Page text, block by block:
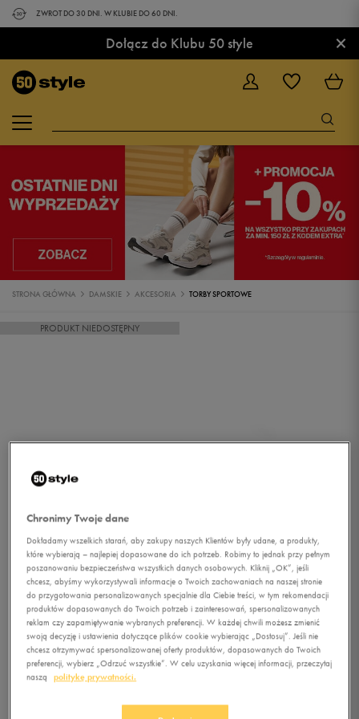
ZWROT DO 30 DNI. W KLUBIE DO 60 DNI.
Dołącz do Klubu 50 style ×
STRONA GŁÓWNA DAMSKIE AKCESORIA TORBY SPORTOWE
PRODUKT NIEDOSTĘPNY
1/3
Chronimy Twoje dane
Dokładamy wszelkich starań, aby zakupy naszych Klientów były udane, a produkty,
które wybierają – najlepiej dopasowane do ich potrzeb. Robimy to jednak przy pełnym
poszanowaniu bezpieczeństwa wszystkich danych osobowych. Kliknij „OK”, jeśli
chcesz, abyśmy wykorzystywali informacje o Twoich zachowaniach na naszej stronie
do przygotowania personalizowanych specjalnie dla Ciebie treści, w tym rekomendacji
produktów dopasowanych do Twoich potrzeb i zainteresowań, spersonalizowanych
reklam czy zapamiętywanie wybranych preferencji. W każdej chwili możesz zmienić
swoją decyzję i ustawienia dotyczące plików cookie wybierając „Dostosuj”. Jeśli nie
chcesz otrzymywać spersonalizowanej oferty produktów, dopasowanych do Twoich
preferencji, wybierz „Odrzuć wszystkie”. W celu uzyskania więcej informacji, przeczytaj
naszą
politykę prywatności.